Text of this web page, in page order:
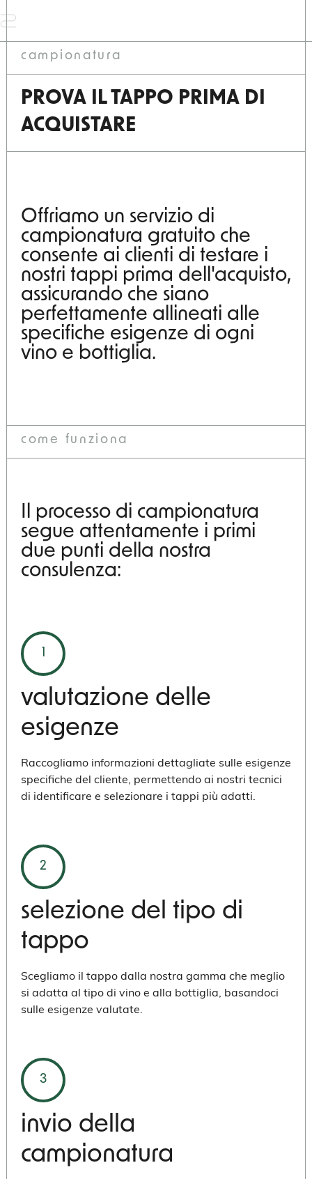
home
azienda
processo
news
contatti
campionatura
PROVA IL TAPPO PRIMA DI
ACQUISTARE
Offriamo un servizio di
campionatura gratuito che
consente ai clienti di testare i
nostri tappi prima dell'acquisto,
assicurando che siano
perfettamente allineati alle
specifiche esigenze di ogni
vino e bottiglia.
come funziona
Il processo di campionatura
segue attentamente i primi
due punti della nostra
consulenza:
1
valutazione delle
esigenze
Raccogliamo informazioni dettagliate sulle esigenze
specifiche del cliente, permettendo ai nostri tecnici
di identificare e selezionare i tappi più adatti.
2
selezione del tipo di
tappo
Scegliamo il tappo dalla nostra gamma che meglio
si adatta al tipo di vino e alla bottiglia, basandoci
sulle esigenze valutate.
3
invio della
campionatura